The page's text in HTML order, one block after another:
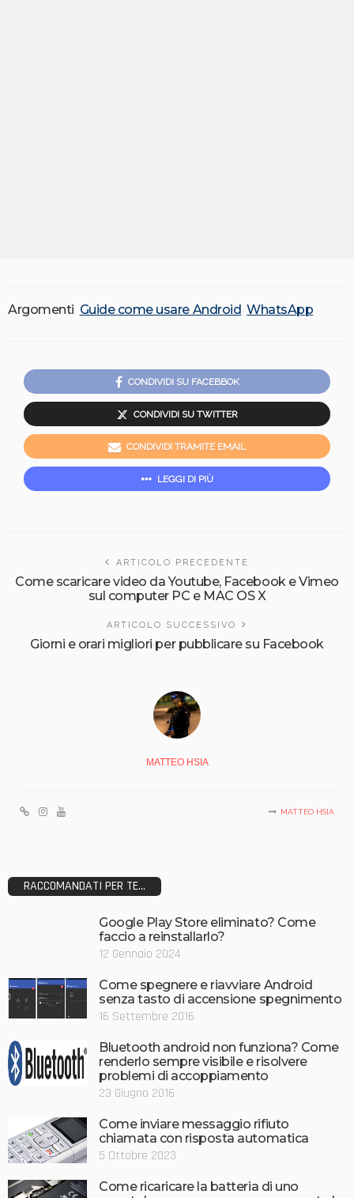
Argomenti Guide come usare Android WhatsApp
CONDIVIDI SU FACEBBOK
CONDIVIDI SU TWITTER
CONDIVIDI TRAMITE EMAIL
LEGGI DI PIÙ
ARTICOLO PRECEDENTE
Come scaricare video da Youtube, Facebook e Vimeo
sul computer PC e MAC OS X
ARTICOLO SUCCESSIVO
Giorni e orari migliori per pubblicare su Facebook
MATTEO HSIA
MATTEO HSIA
RACCOMANDATI PER TE...
Google Play Store eliminato? Come
faccio a reinstallarlo?
12 Gennaio 2024
Come spegnere e riavviare Android
senza tasto di accensione spegnimento
16 Settembre 2016
Bluetooth android non funziona? Come
renderlo sempre visibile e risolvere
problemi di accoppiamento
23 Giugno 2016
Come inviare messaggio rifiuto
chiamata con risposta automatica
5 Ottobre 2023
Come ricaricare la batteria di uno